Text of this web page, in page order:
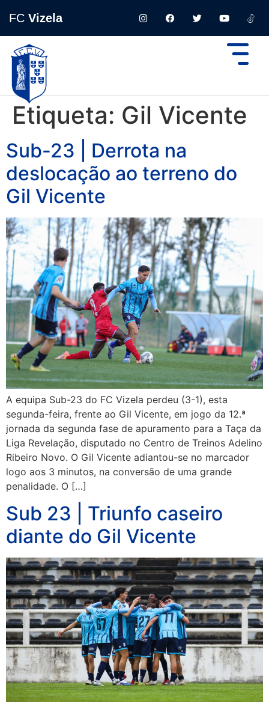
FC Vizela
Etiqueta: Gil Vicente
Sub-23 | Derrota na
deslocação ao terreno do
Gil Vicente
A equipa Sub-23 do FC Vizela perdeu (3-1), esta
segunda-feira, frente ao Gil Vicente, em jogo da 12.ª
jornada da segunda fase de apuramento para a Taça da
Liga Revelação, disputado no Centro de Treinos Adelino
Ribeiro Novo. O Gil Vicente adiantou-se no marcador
logo aos 3 minutos, na conversão de uma grande
penalidade. O […]
Sub 23 | Triunfo caseiro
diante do Gil Vicente